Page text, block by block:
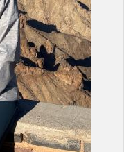
Nationalpark
auf der
Weg.
Berge . Mit ihrer
sind sie ein Gebiet,
Geheimtipp gilt.